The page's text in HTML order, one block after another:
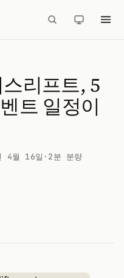
리프트, 5
트 일정이
4월 16일 · 2분 분량